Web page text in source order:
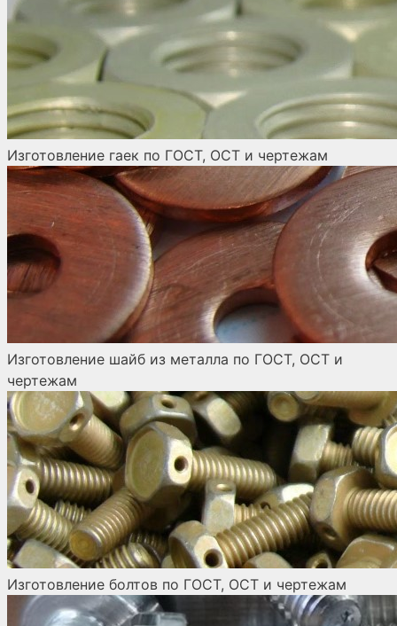
Изготовление гаек по ГОСТ, ОСТ и чертежам
Изготовление шайб из металла по ГОСТ, ОСТ и
чертежам
Изготовление болтов по ГОСТ, ОСТ и чертежам